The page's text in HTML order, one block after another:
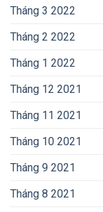
Tháng 3 2022
Tháng 2 2022
Tháng 1 2022
Tháng 12 2021
Tháng 11 2021
Tháng 10 2021
Tháng 9 2021
Tháng 8 2021